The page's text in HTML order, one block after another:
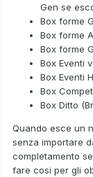
Gen se
Box forme
Box forme
Box forme
Box Eventi
Box Eventi
Box
Box Ditto
Quando esce un
senza importare
completamento
fare cosi per gli